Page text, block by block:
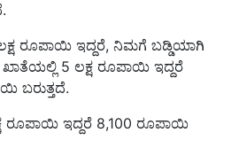
ರೂಪಾಯಿ ಇದ್ದರೆ, ನಿಮಗೆ ಬಡ್ಡಿಯಾಗಿ
5 ಲಕ್ಷ ರೂಪಾಯಿ ಇದ್ದರೆ
ಬರುತ್ತದೆ.
ರೂಪಾಯಿ ಇದ್ದರೆ 8,100 ರೂಪಾಯಿ